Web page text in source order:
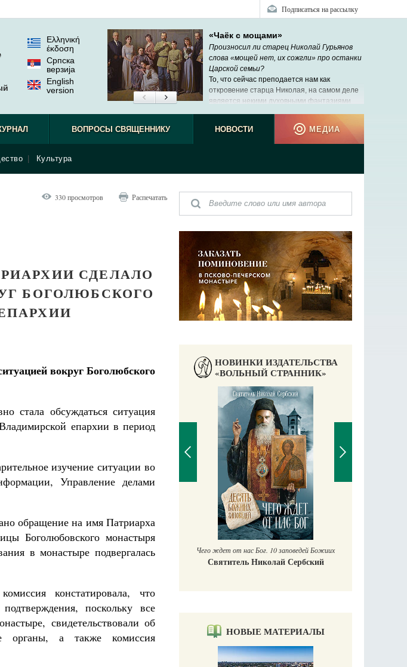
Подписаться на рассылку
Ελληνική
έκδοση
Српска
верзиjа
English
version
«Чаёк с мощами»
Произносил ли старец Николай Гурьянов
слова «мощей нет, их сожгли» про останки
Царской семьи?
То, что сейчас преподается нам как
откровение старца Николая, на самом деле
является некими духовными фантазиями
ВОПРОСЫ СВЯЩЕННИКУ НОВОСТИ
Культура
МЕДИА
330 просмотров Распечатать
СДЕЛАЛО
БОГОЛЮБСКОГО
вокруг Боголюбского
стала обсуждаться ситуация
епархии в период
изучение ситуации во
Управление делами
обращение на имя Патриарха
Боголюбовского монастыря
в монастыре подвергалась
констатировала, что
поскольку все
свидетельствовали об
органы, а также комиссия
НОВИНКИ ИЗДАТЕЛЬСТВА
«ВОЛЬНЫЙ СТРАННИК»
Великомученик Георгий Победоносец. Научись у
святого
Чего ждет от нас Бог. 10 заповедей Божиих
Святитель Николай Сербский
НОВЫЕ МАТЕРИАЛЫ